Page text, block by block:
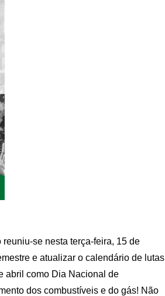
se nesta terça-feira, 15 de
e atualizar o calendário de lutas
abril como Dia Nacional de
dos combustíveis e do gás! Não